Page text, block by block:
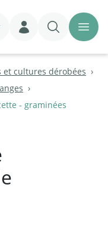
Login
et cultures dérobées
- graminées